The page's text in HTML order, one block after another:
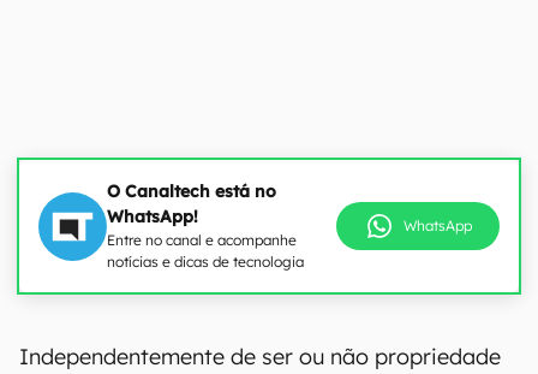
O Canaltech está no
WhatsApp!
Entre no canal e acompanhe
notícias e dicas de tecnologia
WhatsApp
Independentemente de ser ou não propriedade